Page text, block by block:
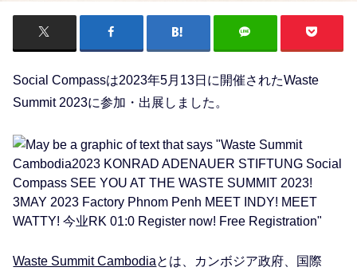
Social Compassは2023年5月13日に開催されたWaste
Summit 2023に参加・出展しました。
Waste Summit Cambodiaとは、カンボジア政府、国際